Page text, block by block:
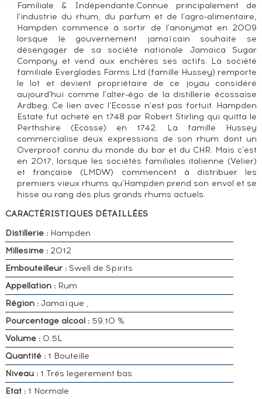
Familiale & Indépendante.Connue principalement de
l'industrie du rhum, du parfum et de l'agro-alimentaire,
Hampden commence à sortir de l'anonymat en 2009
lorsque le gouvernement jamaïcain souhaite se
désengager de sa société nationale Jamaica Sugar
Company et vend aux enchères ses actifs. La société
familiale Everglades Farms Ltd (famille Hussey) remporte
le lot et devient propriétaire de ce joyau considéré
aujourd'hui comme l'alter-égo de la distillerie écossaise
Ardbeg. Ce lien avec l'Ecosse n'est pas fortuit. Hampden
Estate fut acheté en 1748 par Robert Stirling qui quitta le
Perthshire (Ecosse) en 1742. La famille Hussey
commercialise deux expressions de son rhum dont un
Overproof connu du monde du bar et du CHR. Mais c'est
en 2017, lorsque les sociétés familiales italienne (Velier)
et française (LMDW) commencent à distribuer les
premiers vieux rhums qu'Hampden prend son envol et se
hisse au rang des plus grands rhums actuels.
CARACTÉRISTIQUES DÉTAILLÉES
Distillerie :Hampden
Millesime :2012
Embouteilleur :Swell de Spirits
Appellation :Rum
Région : Jamaïque ,
Pourcentage alcool :59.10 %
Volume : 0.5L
Quantité :1 Bouteille
Niveau :1 Trés legerement bas
Etat :1 Normale